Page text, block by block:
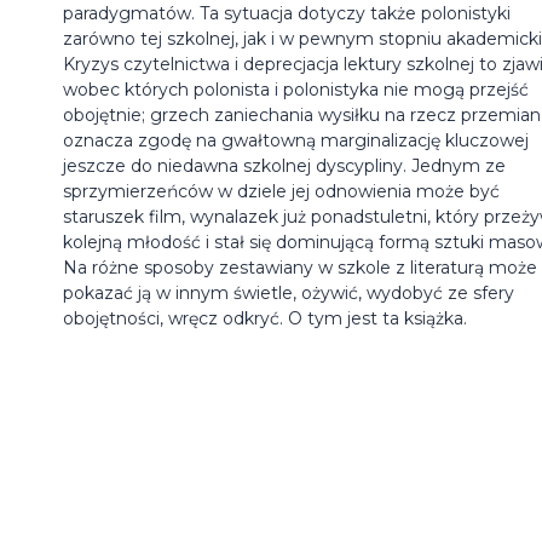
paradygmatów. Ta sytuacja dotyczy także polonistyki
zarówno tej szkolnej, jak i w pewnym stopniu
Kryzys czytelnictwa i deprecjacja lektury szkolnej to
wobec których polonista i polonistyka nie mogą przejść
obojętnie; grzech zaniechania wysiłku na rzecz przemian
oznacza zgodę na gwałtowną marginalizację kluczowej
jeszcze do niedawna szkolnej dyscypliny. Jednym ze
sprzymierzeńców w dziele jej odnowienia może być
staruszek film, wynalazek już ponadstuletni, który
kolejną młodość i stał się dominującą formą sztuki
Na różne sposoby zestawiany w szkole z literaturą może
pokazać ją w innym świetle, ożywić, wydobyć ze sfery
obojętności, wręcz odkryć. O tym jest ta książka.